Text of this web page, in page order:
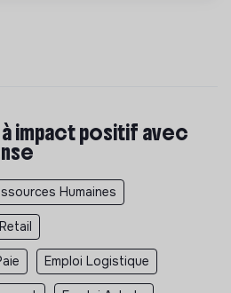
impact positif avec
Humaines
Emploi Logistique